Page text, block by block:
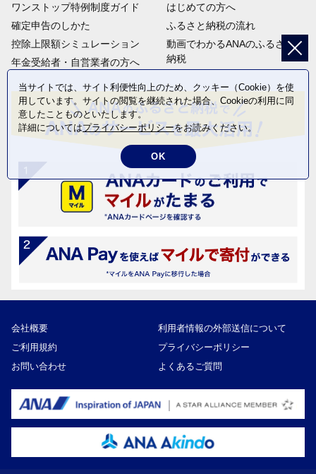
ワンストップ特例制度ガイド
確定申告のしかた
控除上限額シミュレーション
年金受給者・自営業者の方へ
はじめての方へ
ふるさと納税の流れ
動画でわかるANAのふるさと
納税
会社概要
利用者情報の外部送信について
ご利用規約
プライバシーポリシー
お問い合わせ
よくあるご質問
当サイトでは、サイト利便性向上のため、クッキー（Cookie）を使
用しています。サイトの閲覧を継続された場合、Cookieの利用に同
意したことものといたします。
詳細についてはプライバシーポリシーをお読みください。
OK